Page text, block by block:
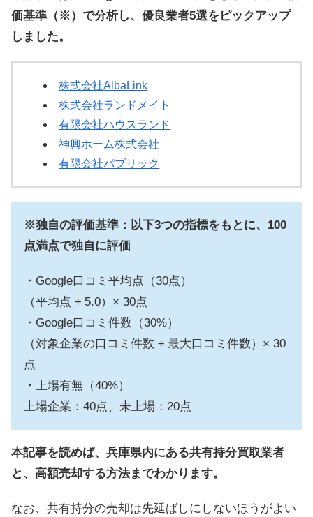
価基準（※）で分析し、優良業者5選をピックアップ
しました。
株式会社AlbaLink
株式会社ランドメイト
有限会社ハウスランド
神興ホーム株式会社
有限会社パブリック
※独自の評価基準：以下3つの指標をもとに、100
点満点で独自に評価
・Google口コミ平均点（30点）
（平均点 ÷ 5.0）× 30点
・Google口コミ件数（30%）
（対象企業の口コミ件数 ÷ 最大口コミ件数）× 30
点
・上場有無（40%）
上場企業：40点、未上場：20点
本記事を読めば、兵庫県内にある共有持分買取業者
と、高額売却する方法までわかります。
なお、共有持分の売却は先延ばしにしないほうがよい